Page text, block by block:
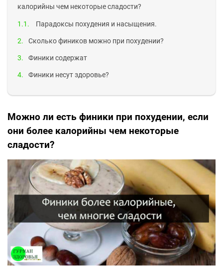
калорийны чем некоторые сладости?
Парадоксы похудения и насыщения.
Сколько фиников можно при похудении?
Финики содержат
Финики несут здоровье?
Можно ли есть финики при похудении, если
они более калорийны чем некоторые
сладости?